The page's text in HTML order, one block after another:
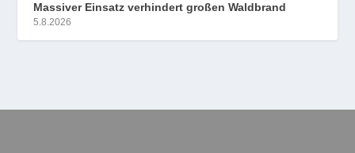
Massiver Einsatz verhindert großen Waldbrand
5.8.2026